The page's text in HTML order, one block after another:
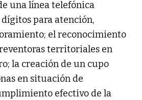
una línea telefónica
para atención,
el reconocimiento
territoriales en
la creación de un cupo
en situación de
efectivo de la